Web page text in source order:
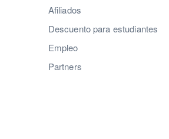
Afiliados
Descuento para estudiantes
Empleo
Partners